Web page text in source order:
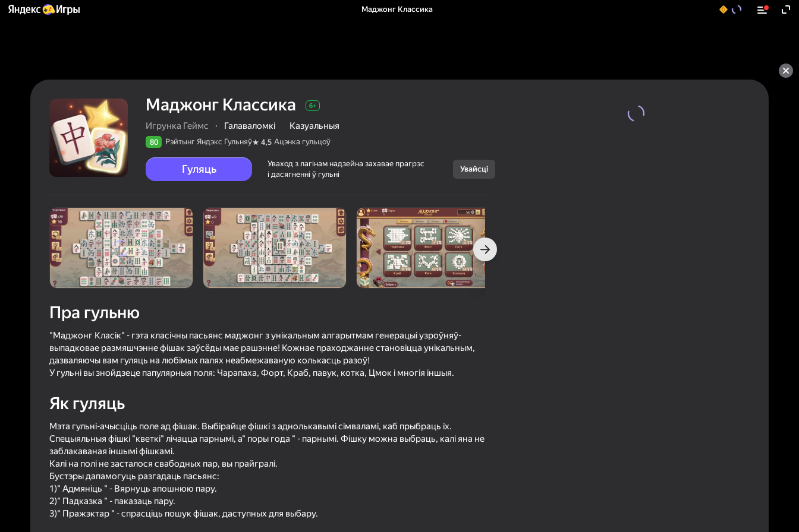
Маджонг Классика
Скасаваць
Классика
Игрунка Геймс
Галаваломкі
Казуальныя
Рэйтынг Яндэкс Гульняў
Ацэнка гульцоў
Гуляць
Маджонг Классика 6+
Игрунка Геймс · Галаваломкі Казуальныя
80 Рэйтынг Яндэкс Гульняў 4,5 Ацэнка гульцоў
Гуляць
Уваход з лагінам надзейна захавае прагрэс
і дасягненні ў гульні
Увайсці
Пра гульню
"Маджонг Класік" - гэта класічны пасьянс маджонг з унікальным алгарытмам генерацыі узроўняў-
выпадковае размяшчэнне фішак заўсёды мае рашэнне! Кожнае праходжанне становіцца унікальным,
дазваляючы вам гуляць на любімых палях неабмежаваную колькасць разоў!
У гульні вы знойдзеце папулярныя поля: Чарапаха, Форт, Краб, павук, котка, Цмок і многія іншыя.
Як гуляць
Мэта гульні-ачысціць поле ад фішак. Выбірайце фішкі з аднолькавымі сімваламі, каб прыбраць іх.
Спецыяльныя фішкі "кветкі" лічацца парнымі, а" поры года " - парнымі. Фішку можна выбраць, калі яна не
заблакаваная іншымі фішкамі.
Калі на полі не засталося свабодных пар, вы прайгралі.
Бустэры дапамогуць разгадаць пасьянс:
1)" Адмяніць " - Вярнуць апошнюю пару.
2)" Падказка " - паказаць пару.
3)" Пражэктар " - спрасціць пошук фішак, даступных для выбару.